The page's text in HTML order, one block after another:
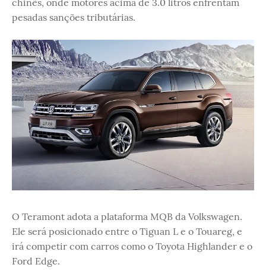
chinês, onde motores acima de 3.0 litros enfrentam
pesadas sanções tributárias.
O Teramont adota a plataforma MQB da Volkswagen.
Ele será posicionado entre o Tiguan L e o Touareg, e
irá competir com carros como o Toyota Highlander e o
Ford Edge.